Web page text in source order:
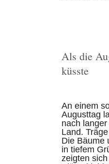
Als die
küsste
An einem
Augusttag
nach
Land.
Die Bäume
in tiefem
zeigten